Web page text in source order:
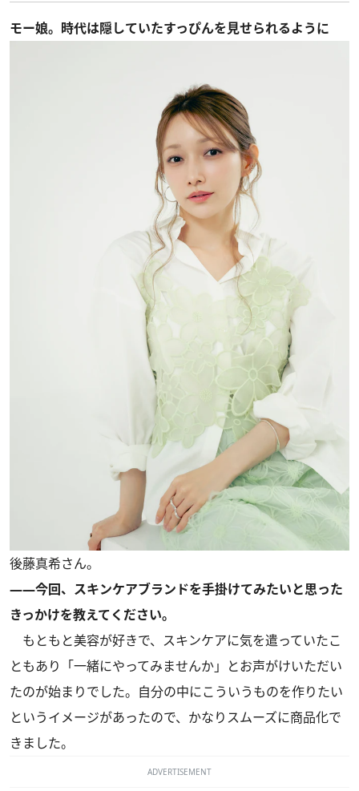
モー娘。時代は隠していたすっぴんを見せられるように
後藤真希さん。
――今回、スキンケアブランドを手掛けてみたいと思った
きっかけを教えてください。
もともと美容が好きで、スキンケアに気を遣っていたこ
ともあり「一緒にやってみませんか」とお声がけいただい
たのが始まりでした。自分の中にこういうものを作りたい
というイメージがあったので、かなりスムーズに商品化で
きました。
ADVERTISEMENT